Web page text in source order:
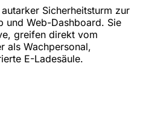
Sicherheitsturm zur
und Web-Dashboard. Sie
greifen direkt vom
als Wachpersonal,
E-Ladesäule.